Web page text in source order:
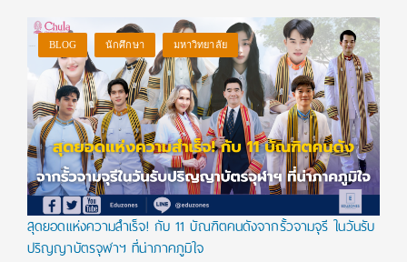
BLOG นักศึกษา มหาวิทยาลัย
สุดยอดแห่งความสำเร็จ! กับ 11 บัณฑิตคนดังจากรั้วจามจุรี ในวันรับ
ปริญญาบัตรจุฬาฯ ที่น่าภาคภูมิใจ